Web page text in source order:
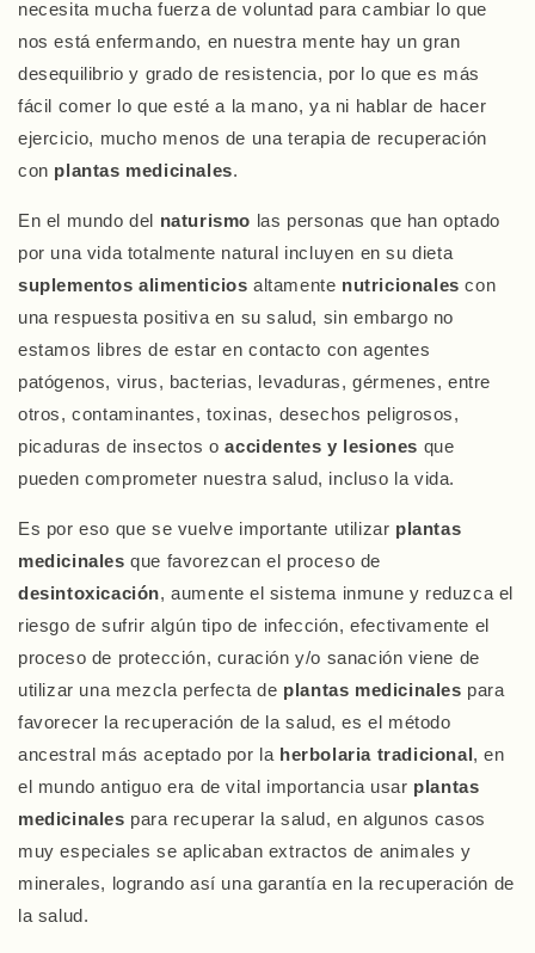
necesita mucha fuerza de voluntad para cambiar lo que
nos está enfermando, en nuestra mente hay un gran
desequilibrio y grado de resistencia, por lo que es más
fácil comer lo que esté a la mano, ya ni hablar de hacer
ejercicio, mucho menos de una terapia de recuperación
con plantas medicinales.
En el mundo del naturismo las personas que han optado
por una vida totalmente natural incluyen en su dieta
suplementos alimenticios altamente nutricionales con
una respuesta positiva en su salud, sin embargo no
estamos libres de estar en contacto con agentes
patógenos, virus, bacterias, levaduras, gérmenes, entre
otros, contaminantes, toxinas, desechos peligrosos,
picaduras de insectos oaccidentes y lesiones que
pueden comprometer nuestra salud, incluso la vida.
Es por eso que se vuelve importante utilizar plantas
medicinales que favorezcan el proceso de
desintoxicación, aumente el sistema inmune y reduzca el
riesgo de sufrir algún tipo de infección, efectivamente el
proceso de protección, curación y/o sanación viene de
utilizar una mezcla perfecta de plantas medicinales para
favorecer la recuperación de la salud, es el método
ancestral más aceptado por la herbolaria tradicional, en
el mundo antiguo era de vital importancia usar plantas
medicinales para recuperar la salud, en algunos casos
muy especiales se aplicaban extractos de animales y
minerales, logrando así una garantía en la recuperación de
la salud.